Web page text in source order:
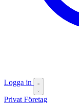
Logga in
Privat Företag